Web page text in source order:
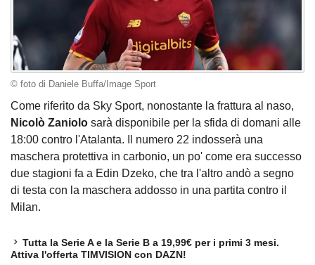
© foto di Daniele Buffa/Image Sport
Come riferito da Sky Sport, nonostante la frattura al naso,
Nicolò Zaniolo sarà disponibile per la sfida di domani alle
18:00 contro l'Atalanta. Il numero 22 indosserà una
maschera protettiva in carbonio, un po' come era successo
due stagioni fa a Edin Dzeko, che tra l'altro andò a segno
di testa con la maschera addosso in una partita contro il
Milan.
Tutta la Serie A e la Serie B a 19,99€ per i primi 3 mesi.
Attiva l'offerta TIMVISION con DAZN!